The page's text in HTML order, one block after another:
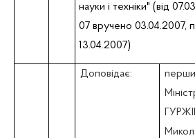
науки і техніки" (від
07 вручено 03.04.2007,
13.04.2007)
Доповідає: